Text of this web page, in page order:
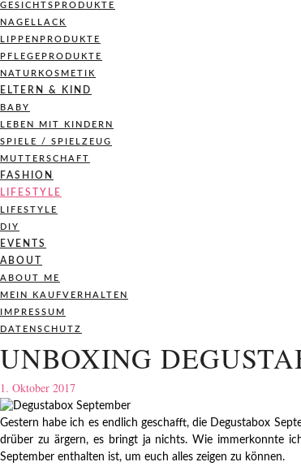
GESICHTSPRODUKTE
NAGELLACK
LIPPENPRODUKTE
PFLEGEPRODUKTE
NATURKOSMETIK
ELTERN & KIND
BABY
LEBEN MIT KINDERN
SPIELE / SPIELZEUG
MUTTERSCHAFT
FASHION
LIFESTYLE
LIFESTYLE
DIY
EVENTS
ABOUT
ABOUT ME
MEIN KAUFVERHALTEN
IMPRESSUM
DATENSCHUTZ
UNBOXING
1. Oktober 2017
Gestern habe ich es endlich geschafft, die Degustabox
drüber zu ärgern, es bringt ja nichts. Wie immerkonnte
September enthalten ist, um euch alles zeigen zu können.